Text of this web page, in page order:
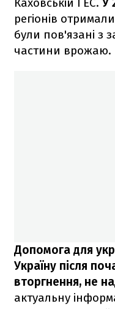
регіонів
були пов'язані з
частини врожаю.
Допомога для
Україну після
вторгнення, не
актуальну